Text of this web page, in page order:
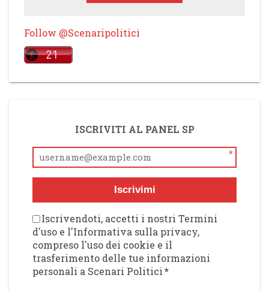
Follow @Scenaripolitici
ISCRIVITI AL PANEL SP
*
Iscrivimi
Iscrivendoti, accetti i nostri Termini
d'uso e l'Informativa sulla privacy,
compreso l'uso dei cookie e il
trasferimento delle tue informazioni
personali a Scenari Politici*